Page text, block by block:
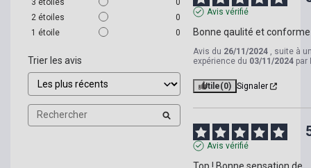
3 étoiles
0
2 étoiles
0
1 étoile 0
Trier les avis
Avis vérifié
Bonne qaulité et conforme
Avis du 26/11/2024 , suite à
expérience du 03/11/2024 par
Utile(0) Signaler
Avis vérifié